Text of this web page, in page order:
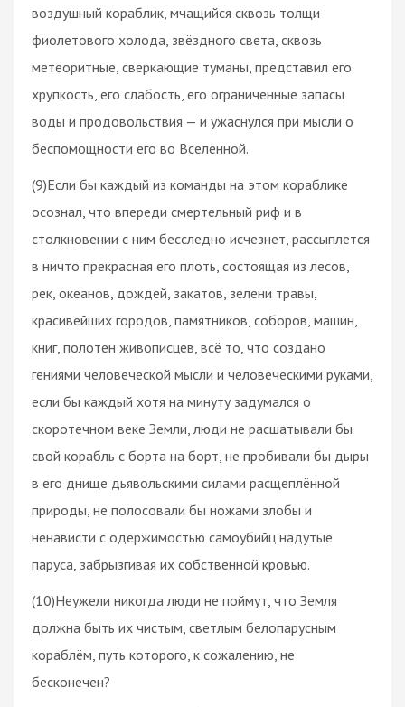
воздушный кораблик, мчащийся сквозь толщи
фиолетового холода, звёздного света, сквозь
метеоритные, сверкающие туманы, представил его
хрупкость, его слабость, его ограниченные запасы
воды и продовольствия — и ужаснулся при мысли о
беспомощности его во Вселенной.
(9)Если бы каждый из команды на этом кораблике
осознал, что впереди смертельный риф и в
столкновении с ним бесследно исчезнет, рассыплется
в ничто прекрасная его плоть, состоящая из лесов,
рек, океанов, дождей, закатов, зелени травы,
красивейших городов, памятников, соборов, машин,
книг, полотен живописцев, всё то, что создано
гениями человеческой мысли и человеческими руками,
если бы каждый хотя на минуту задумался о
скоротечном веке Земли, люди не расшатывали бы
свой корабль с борта на борт, не пробивали бы дыры
в его днище дьявольскими силами расщеплённой
природы, не полосовали бы ножами злобы и
ненависти с одержимостью самоубийц надутые
паруса, забрызгивая их собственной кровью.
(10)Неужели никогда люди не поймут, что Земля
должна быть их чистым, светлым белопарусным
кораблём, путь которого, к сожалению, не
бесконечен?